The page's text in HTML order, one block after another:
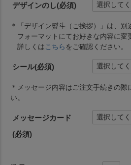
デザインのし(必須)
＊「デザイン熨斗（ご挨拶）」は、
フォーマットにてお好きな内容に変
詳しくは こちら をご確認ください。
シール(必須)
＊メッセージ内容はご注文手続きの際
い。
メッセージカード
(必須)